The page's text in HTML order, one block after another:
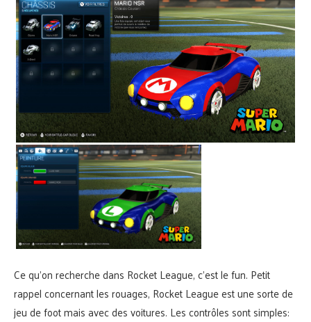
Ce qu’on recherche dans Rocket League, c’est le fun. Petit
rappel concernant les rouages, Rocket League est une sorte de
jeu de foot mais avec des voitures. Les contrôles sont simples: